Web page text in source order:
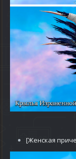
[Женская